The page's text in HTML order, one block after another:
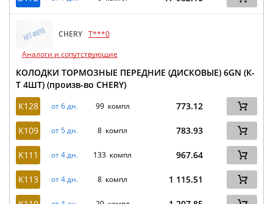
CHERY T***0
Аналоги и сопутствующие
КОЛОДКИ ТОРМОЗНЫЕ ПЕРЕДНИЕ (ДИСКОВЫЕ) 6GN (К-
Т 4ШТ) (произв-во CHERY)
K128
от 6 дн. 99 компл 773.12
K109 от 5 дн. 8 компл 783.93
K111 от 4 дн. 133 компл 967.64
K113 от 4 дн. 8 компл 1 115.51